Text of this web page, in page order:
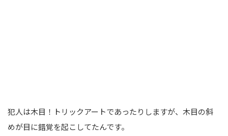
犯人は木目！トリックアートであったりしますが、木目の斜
めが目に錯覚を起こしてたんです。